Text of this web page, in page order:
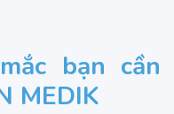
bạn cần
MEDIK